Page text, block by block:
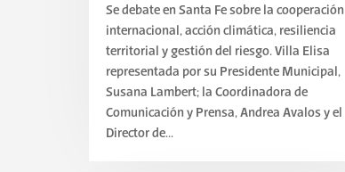
Se debate en Santa Fe sobre la cooperación
internacional, acción climática, resiliencia
territorial y gestión del riesgo. Villa Elisa
representada por su Presidente Municipal,
Susana Lambert; la Coordinadora de
Comunicación y Prensa, Andrea Avalos y el
Director de...